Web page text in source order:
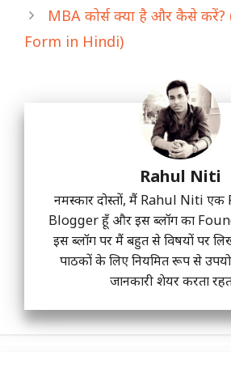
MBA कोर्स क्या है और कैसे
Form in Hindi)
Rahul Niti
नमस्कार दोस्तों, मैं Rahul Niti
Blogger हूँ और इस ब्लॉग का
इस ब्लॉग पर मैं बहुत से विषयों पर
पाठकों के लिए नियमित रूप से
जानकारी शेयर करता